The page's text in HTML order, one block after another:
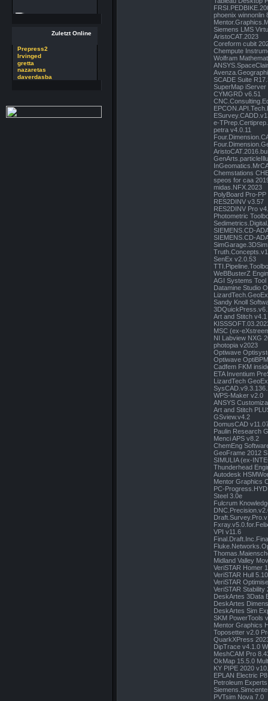
Zuletzt Online
Prepress2
Irvinged
gretta
nazaretas
daverdasba
phoenix winnonlin
Siemens LMS
AristoCAT.2023
Coreform cubit
Chempute
Wolfram
SCADE Suite
SuperMap iServer
CYMGRD v6.51
e-
petra v4.0.11
Chemstations
speos for caa
midas.NFX.2023
PolyBoard Pro-PP
RES2DINV v3.57
RES2DINV Pro
Photometric
SIEMENS.CD-
SIEMENS.CD-
SenEx v2.0.53
WeBBusterZ
AGI Systems Tool
Datamine Studio
Sandy Knoll
Art and Stitch v4.1
MSC (ex-
NI Labview NXG
photopia v2023
Optiwave
Optiwave
Cadfem FKM
ETA Inventium
LizardTech
WPS-Maker v2.0
ANSYS
Art and Stitch
GSview.v4.2
DomusCAD
Paulin Research
Menci APS v8.2
ChemEng
GeoFrame 2012
SIMULIA (ex-
Thunderhead
Autodesk
Mentor Graphics
PC-
Steel 3.0e
Fulcrum
VPI v11.6
Midland Valley
VeriSTAR Homer
VeriSTAR Hull
VeriSTAR
VeriSTAR Stability
DeskArtes 3Data
DeskArtes
DeskArtes Sim
SKM PowerTools
Mentor Graphics
Toposetter v2.0
QuarkXPress
DipTrace v4.1.0
MeshCAM Pro
OkMap 15.5.0
KY PIPE 2020
EPLAN Electric
Petroleum
PVTsim Nova 7.0